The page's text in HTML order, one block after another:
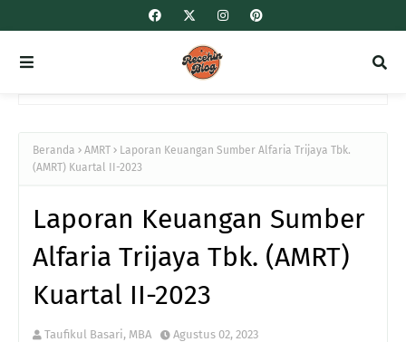
Beranda AMRT
Laporan Keuangan Sumber Alfaria Trijaya Tbk.
(AMRT) Kuartal II-2023
Laporan Keuangan Sumber
Alfaria Trijaya Tbk. (AMRT)
Kuartal II-2023
Taufikul Basari, MBA Agustus 02, 2023